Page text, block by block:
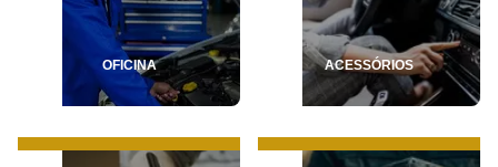
OFICINA ACESSÓRIOS